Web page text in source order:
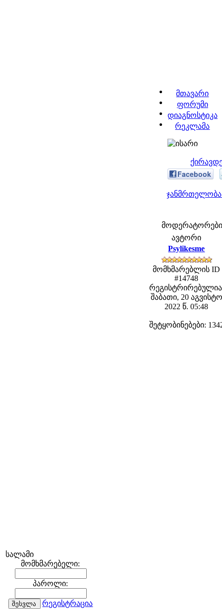
მთავარი
ფორუმი
დიაგნოსტიკა
რეკლამა
სალამი
მომხმარებელი:
პაროლი:
რეგისტრაცია
Facebook
ჯანმრთელობა
მოდერატორები:
ავტორი
Psylikesme
მომხმარებლის ID
#14748
შაბათი, 20 აგვისტო
2022 წ. 05:48
შეტყობინებები: